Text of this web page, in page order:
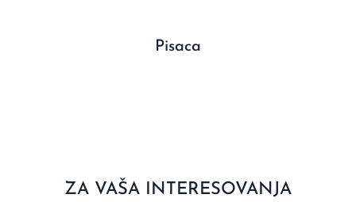
Pisaca
ZA VAŠA INTERESOVANJA